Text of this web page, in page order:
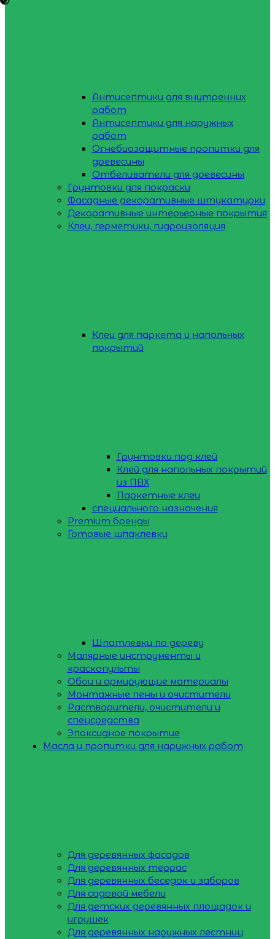
Антисептики для внутренних
работ
Антисептики для наружных
работ
Огнебиозащитные пропитки для
древесины
Отбеливатели для древесины
Грунтовки для покраски
Фасадные декоративные штукатурки
Декоративные интерьерные покрытия
Клеи, герметики, гидроизоляция
Клеи для паркета и напольных
покрытий
Грунтовки под клей
Клей для напольных покрытий
из ПВХ
Паркетные клеи
специального назначения
Premium бренды
Готовые шпаклевки
Шпатлевки по дереву
Малярные инструменты и
краскопульты
Обои и армирующие материалы
Монтажные пены и очистители
Растворители, очистители и
спецсредства
Эпоксидное покрытие
Масла и пропитки для наружных работ
Для деревянных фасадов
Для деревянных террас
Для деревянных беседок и заборов
Для садовой мебели
Для детских деревянных площадок и
игрушек
Для деревянных наружных лестниц